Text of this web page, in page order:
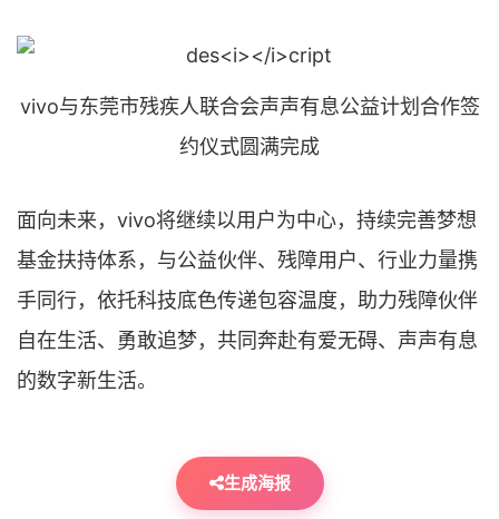
vivo与东莞市残疾人联合会声声有息公益计划合作签
约仪式圆满完成
面向未来，vivo将继续以用户为中心，持续完善梦想
基金扶持体系，与公益伙伴、残障用户、行业力量携
手同行，依托科技底色传递包容温度，助力残障伙伴
自在生活、勇敢追梦，共同奔赴有爱无碍、声声有息
的数字新生活。
生成海报